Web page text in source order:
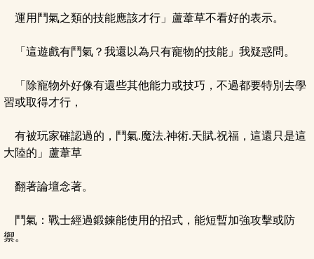
運用鬥氣之類的技能應該才行」蘆葦草不看好的表示。
「這遊戲有鬥氣？我還以為只有寵物的技能」我疑惑問。
「除寵物外好像有還些其他能力或技巧，不過都要特別去學
習或取得才行，
有被玩家確認過的，鬥氣.魔法.神術.天賦.祝福，這還只是這
大陸的」蘆葦草
翻著論壇念著。
鬥氣：戰士經過鍛鍊能使用的招式，能短暫加強攻擊或防
禦。